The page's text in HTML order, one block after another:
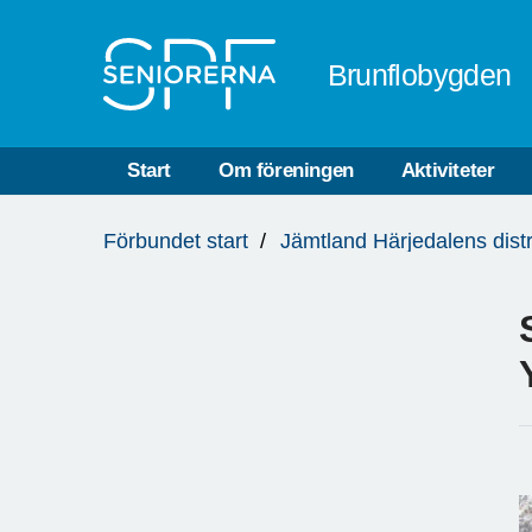
Brunflobygden
Start Om föreningen Aktiviteter
är
Förbundet start Jämtland Härjedalens